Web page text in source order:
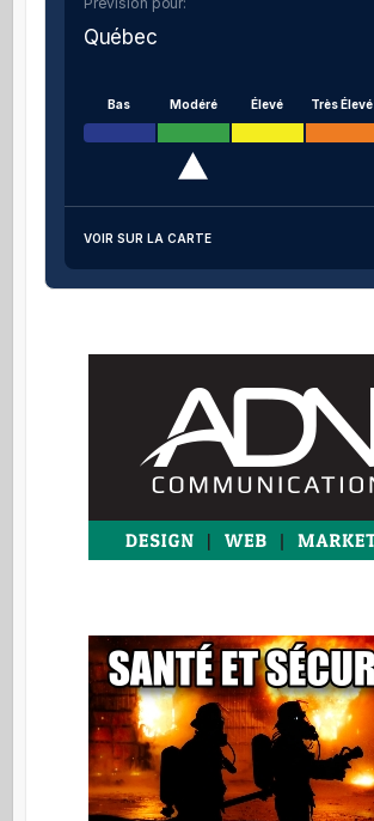
Québec
Bas Modéré Élevé Très Élevé
VOIR SUR LA CARTE